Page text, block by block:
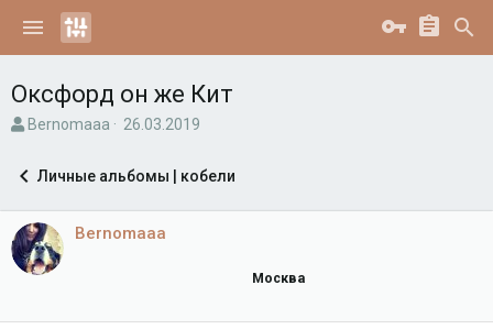
Оксфорд он же Кит
А
о
т
е
м
Bernomaaa
Д
а
а
26.03.2019
Личные альбомы | кобели
Bernomaaa
Москва